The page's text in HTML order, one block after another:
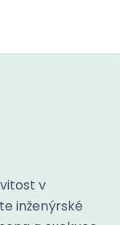
v
inženýrské